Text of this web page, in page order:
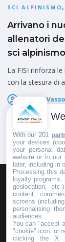
SCI ALPINISMO,
Arrivano i
allenatori
sci
La FISI rinforza
con la stesura di
Fausto
Pubblicato il
HOMEPAGE
PUBBLICITÀ
With our 201
your devices
your personal
website or in our
later, including in
Processing this
loyalty
geolocation,
content,
screens
personalising
audiences.
You can "accept
"cookie" icon, or
clicking the X